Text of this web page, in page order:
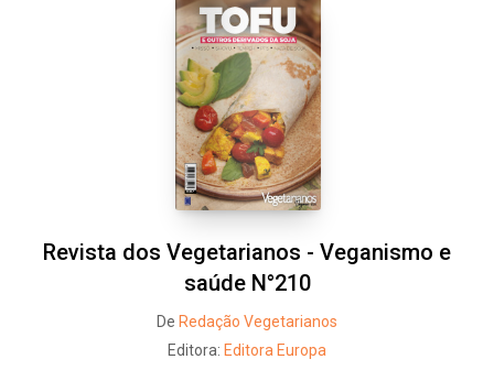
Revista dos Vegetarianos - Veganismo e
saúde N°210
De Redação Vegetarianos
Editora: Editora Europa